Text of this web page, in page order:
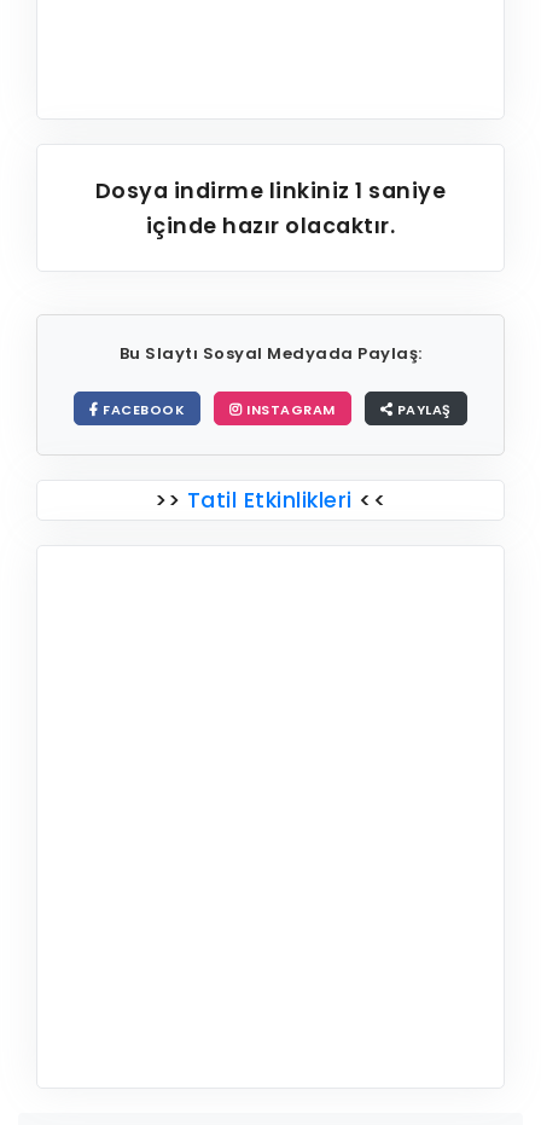
Dosya indirme linkiniz1 saniye
içinde hazır olacaktır.
Bu Slaytı Sosyal Medyada Paylaş:
FACEBOOK INSTAGRAM PAYLAŞ
>> Tatil Etkinlikleri <<